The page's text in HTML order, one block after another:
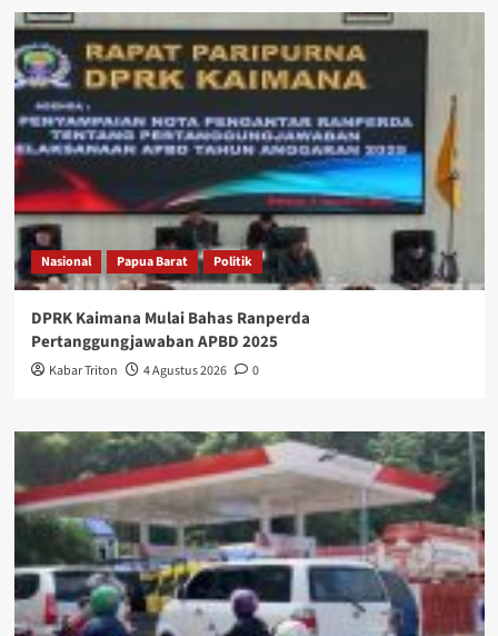
Nasional Papua Barat Politik
DPRK Kaimana Mulai Bahas Ranperda
Pertanggungjawaban APBD 2025
Kabar Triton 4 Agustus 2026 0